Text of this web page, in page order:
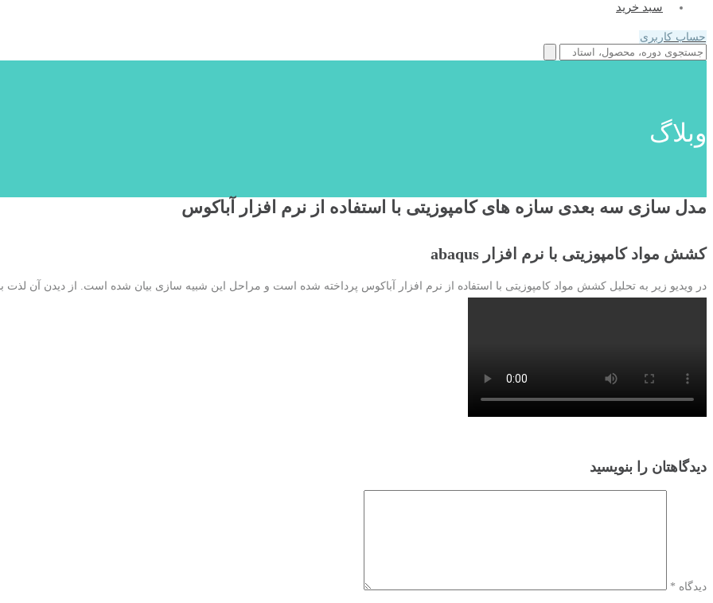
سبد خرید
حساب کاربری
وبلاگ
مدل سازی سه بعدی سازه های کامپوزیتی با استفاده از نرم افزار آباکوس
کشش مواد کامپوزیتی با نرم افزار abaqus
در ویدیو زیر به تحلیل کشش مواد کامپوزیتی با استفاده از نرم افزار آباکوس پرداخته شده است و مراحل این شبیه سازی بیان شده است. از دیدن آن لذت
دیدگاهتان را بنویسید
دیدگاه *